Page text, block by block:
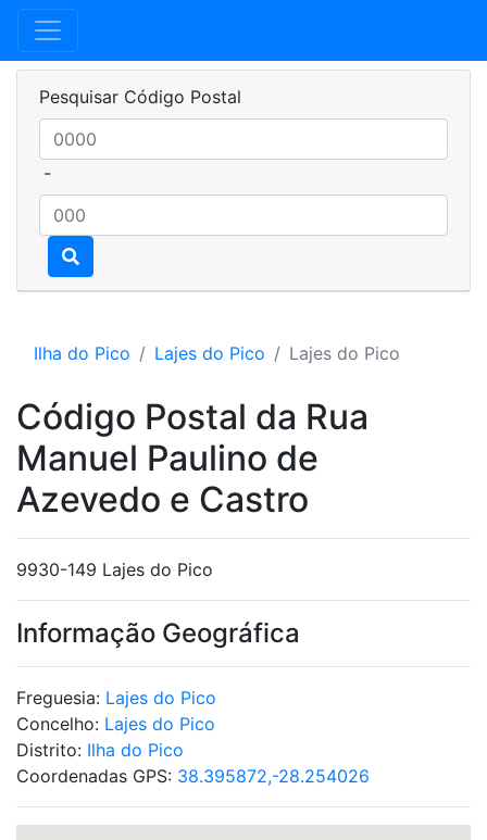
Pesquisar Código Postal
-
Ilha do Pico Lajes do Pico Lajes do Pico
Código Postal da Rua
Manuel Paulino de
Azevedo e Castro
9930-149 Lajes do Pico
Informação Geográfica
Freguesia: Lajes do Pico
Concelho: Lajes do Pico
Distrito: Ilha do Pico
Coordenadas GPS: 38.395872,-28.254026